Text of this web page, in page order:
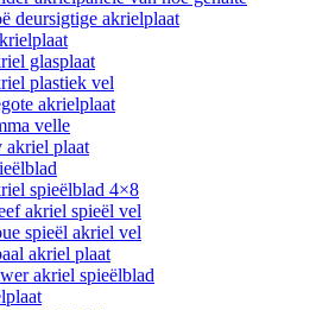
deursigtige akrielplaat
glasplaat
plastiek vel
akrielplaat
velle
akriel plaat
spieëlblad 4×8
akriel spieël vel
spieël akriel vel
akriel plaat
akriel spieëlblad